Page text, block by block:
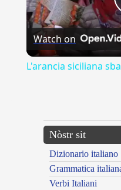
Watch on
L'arancia siciliana
Nòstr sit
Dizionario italiano
Grammatica
Verbi Italiani